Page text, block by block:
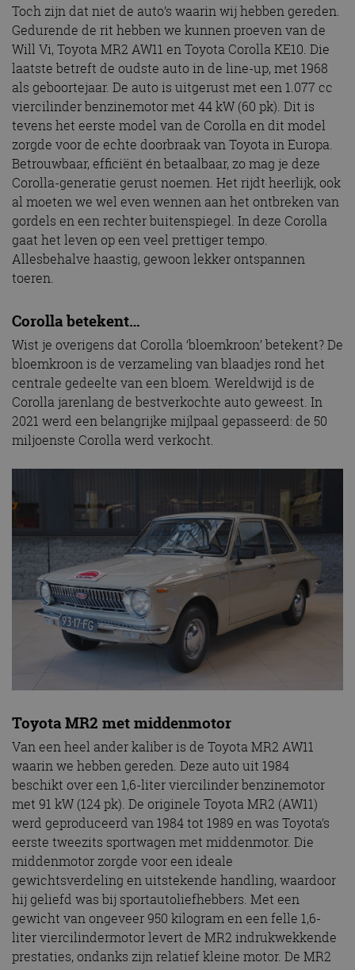
Toch zijn dat niet de auto’s waarin wij hebben gereden.
Gedurende de rit hebben we kunnen proeven van de
Will Vi, Toyota MR2 AW11 en Toyota Corolla KE10. Die
laatste betreft de oudste auto in de line-up, met 1968
als geboortejaar. De auto is uitgerust met een 1.077 cc
viercilinder benzinemotor met 44 kW (60 pk). Dit is
tevens het eerste model van de Corolla en dit model
zorgde voor de echte doorbraak van Toyota in Europa.
Betrouwbaar, efficiënt én betaalbaar, zo mag je deze
Corolla-generatie gerust noemen. Het rijdt heerlijk, ook
al moeten we wel even wennen aan het ontbreken van
gordels en een rechter buitenspiegel. In deze Corolla
gaat het leven op een veel prettiger tempo.
Allesbehalve haastig, gewoon lekker ontspannen
toeren.
Corolla betekent…
Wist je overigens dat Corolla ‘bloemkroon’ betekent? De
bloemkroon is de verzameling van blaadjes rond het
centrale gedeelte van een bloem. Wereldwijd is de
Corolla jarenlang de bestverkochte auto geweest. In
2021 werd een belangrijke mijlpaal gepasseerd: de 50
miljoenste Corolla werd verkocht.
Toyota MR2 met middenmotor
Van een heel ander kaliber is de Toyota MR2 AW11
waarin we hebben gereden. Deze auto uit 1984
beschikt over een 1,6-liter viercilinder benzinemotor
met 91 kW (124 pk). De originele Toyota MR2 (AW11)
werd geproduceerd van 1984 tot 1989 en was Toyota’s
eerste tweezits sportwagen met middenmotor. Die
middenmotor zorgde voor een ideale
gewichtsverdeling en uitstekende handling, waardoor
hij geliefd was bij sportautoliefhebbers. Met een
gewicht van ongeveer 950 kilogram en een felle 1,6-
liter viercilindermotor levert de MR2 indrukwekkende
prestaties, ondanks zijn relatief kleine motor. De MR2